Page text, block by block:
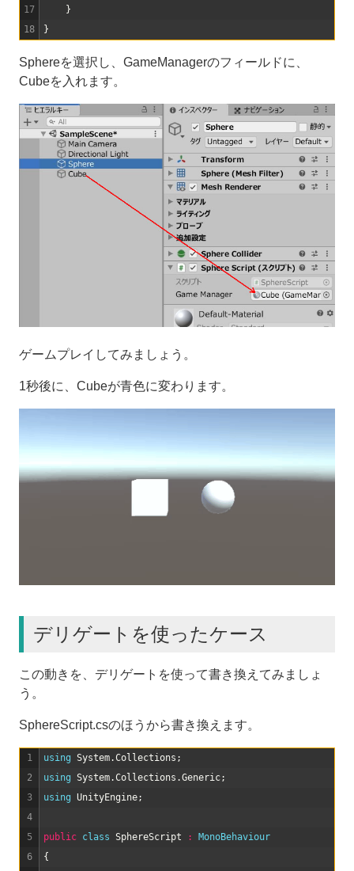
17
18
}
}
Sphereを選択し、GameManagerのフィールドに、
Cubeを入れます。
ゲームプレイしてみましょう。
1秒後に、Cubeが青色に変わります。
デリゲートを使ったケース
この動きを、デリゲートを使って書き換えてみましょ
う。
SphereScript.csのほうから書き換えます。
1
2
3
4
5
6
using System.Collections ;
using System.Collections .Generic;
using UnityEngine;
public class SphereScript :
MonoBehaviour
{